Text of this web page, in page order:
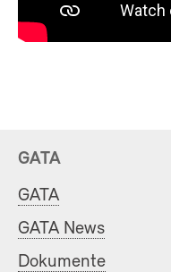
GATA
GATA
GATA News
Dokumente